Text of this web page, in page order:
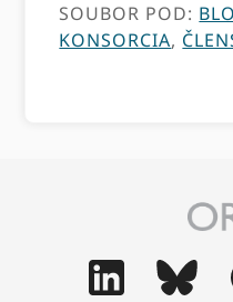
SOUBOR POD:
KONSORCIA,